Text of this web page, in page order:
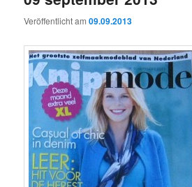
Veröffentlicht am09.09.2013